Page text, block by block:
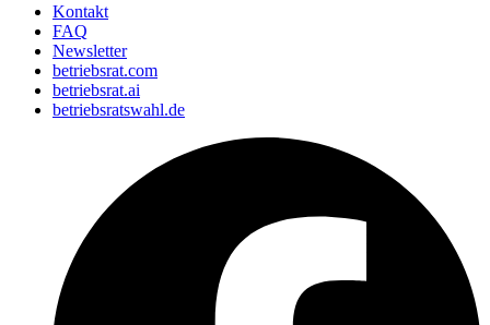
Kontakt
FAQ
Newsletter
betriebsrat.com
betriebsrat.ai
betriebsratswahl.de